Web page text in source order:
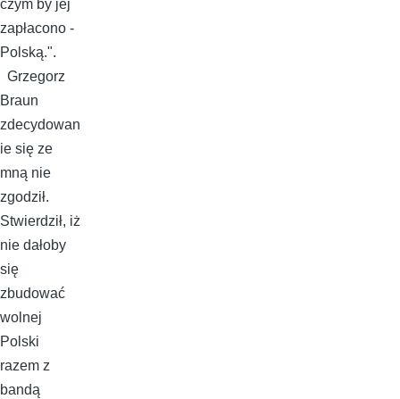
czym by jej
zapłacono -
Polską.".
Grzegorz
Braun
zdecydowan
ie się ze
mną nie
zgodził.
Stwierdził, iż
nie dałoby
się
zbudować
wolnej
Polski
razem z
bandą